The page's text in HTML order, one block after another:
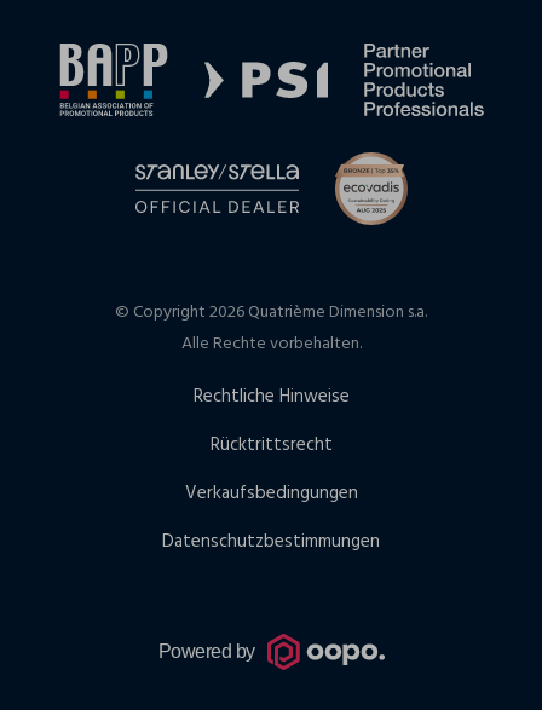
© Copyright 2026 Quatrième Dimension s.a.
Alle Rechte vorbehalten.
Rechtliche Hinweise
Rücktrittsrecht
Verkaufsbedingungen
Datenschutzbestimmungen
Powered by